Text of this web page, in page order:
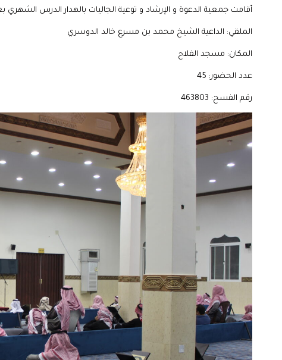
أقامت جمعية الدعوة و الإرشاد و توعية الجاليات بالهدار الدرس
الملقي: الداعية الشيخ محمد بن مسرع خالد الدوسري
المكان: مسجد الفلاح
عدد الحضور: 45
رقم الفسح: 463803